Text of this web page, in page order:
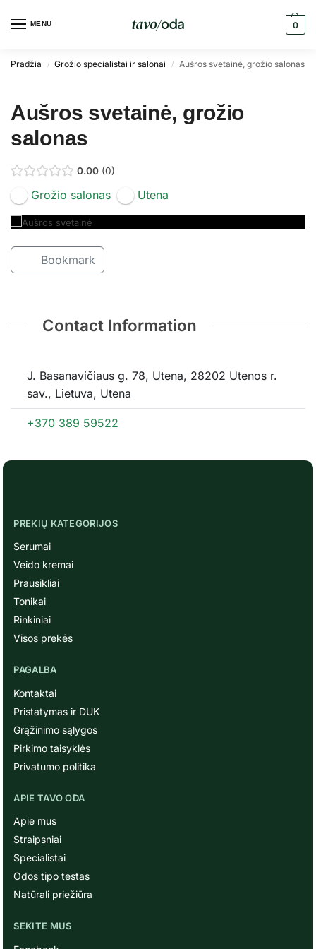
MENU 0
Pradžia / Grožio specialistai ir salonai / Aušros svetainė, grožio salonas
Aušros svetainė, grožio
salonas
0.00 0
Grožio salonas Utena
Bookmark
Contact Information
J. Basanavičiaus g. 78, Utena, 28202 Utenos r.
sav., Lietuva, Utena
+370 389 59522
PREKIŲ KATEGORIJOS
Serumai
Veido kremai
Prausikliai
Tonikai
Rinkiniai
Visos prekės
PAGALBA
Kontaktai
Pristatymas ir DUK
Grąžinimo sąlygos
Pirkimo taisyklės
Privatumo politika
APIE TAVO ODA
Apie mus
Straipsniai
Specialistai
Odos tipo testas
Natūrali priežiūra
SEKITE MUS